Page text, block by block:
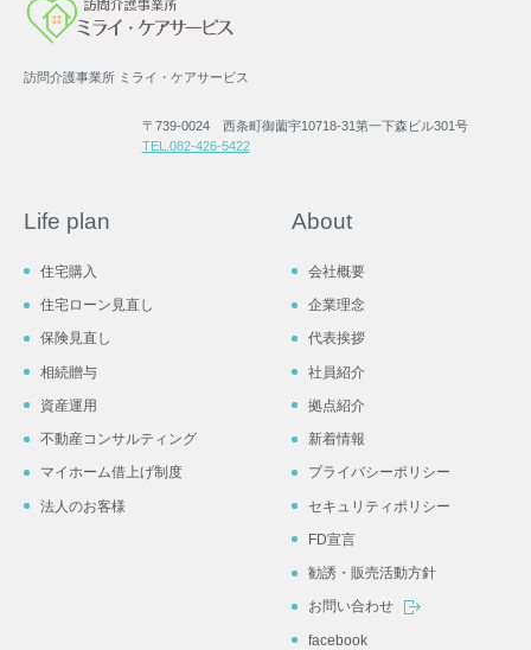
訪問介護事業所 ミライ・ケアサービス
〒739-0024 西条町御薗宇10718-31第一下森ビル301号
TEL.082-426-5422
Life plan
住宅購入
住宅ローン見直し
保険見直し
相続贈与
資産運用
不動産コンサルティング
マイホーム借上げ制度
法人のお客様
About
会社概要
企業理念
代表挨拶
社員紹介
拠点紹介
新着情報
プライバシーポリシー
セキュリティポリシー
FD宣言
勧誘・販売活動方針
お問い合わせ
facebook